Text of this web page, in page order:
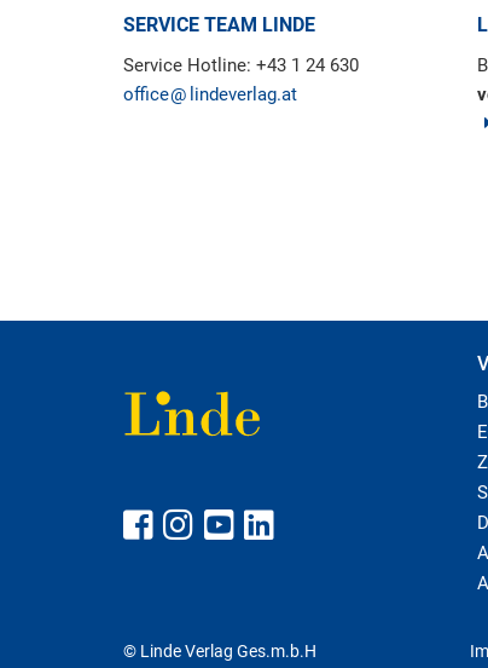
SERVICE TEAM LINDE
Service Hotline: +43 1 24 630
office
lindeverlag.at
© Linde Verlag Ges.m.b.H